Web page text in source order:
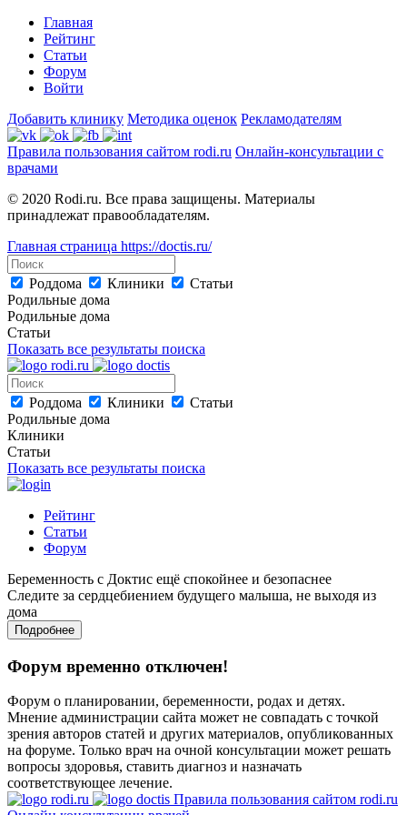
Главная
Рейтинг
Статьи
Форум
Войти
Добавить клинику Методика оценок Рекламодателям
Правила пользования сайтом rodi.ru Онлайн-консультации с
врачами
© 2020 Rodi.ru. Все права защищены. Материалы
принадлежат правообладателям.
Главная страница https://doctis.ru/
Роддома Клиники
Статьи
Родильные дома
Родильные дома
Статьи
Показать все результаты поиска
Роддома Клиники
Статьи
Родильные дома
Клиники
Статьи
Показать все результаты поиска
Рейтинг
Статьи
Форум
Беременность с Доктис ещё спокойнее и безопаснее
Следите за сердцебиением будущего малыша, не выходя из
дома
Подробнее
Форум временно отключен!
Форум о планировании, беременности, родах и детях.
Мнение администрации сайта может не совпадать с точкой
зрения авторов статей и других материалов, опубликованных
на форуме. Только врач на очной консультации может решать
вопросы здоровья, ставить диагноз и назначать
соответствующее лечение.
Правила пользования сайтом rodi.ru